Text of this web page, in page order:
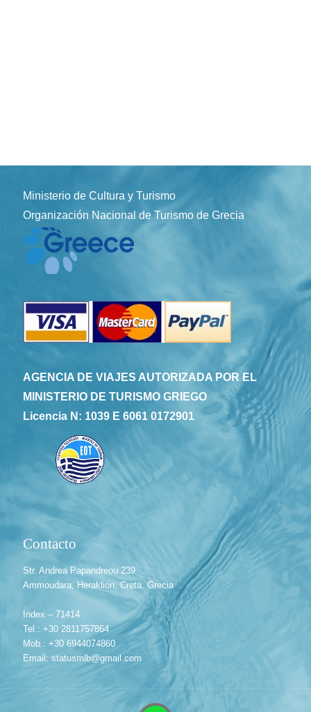
Ministerio de Cultura y Turismo
Organización Nacional de Turismo de Grecia
AGENCIA DE VIAJES AUTORIZADA POR EL
MINISTERIO DE TURISMO GRIEGO
Licencia N: 1039 E 6061 0172901
Contacto
Str. Andrea Papandreou 239
Ammoudara, Heraklion, Creta, Grecia
Index – 71414
Tel.: +30 2811757864
Mob.: +30 6944074860
Email: statusmlb@gmail.com